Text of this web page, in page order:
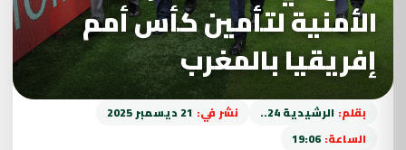
الأمنية لتأمين كأس أمم
إفريقيا بالمغرب
بقلم: الرشيدية 24.. نشر في: 21 ديسمبر 2025
الساعة: 19:06